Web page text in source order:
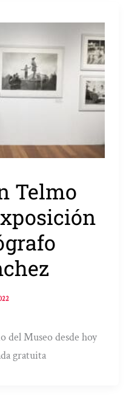
Telmo
del Museo desde hoy
gratuita